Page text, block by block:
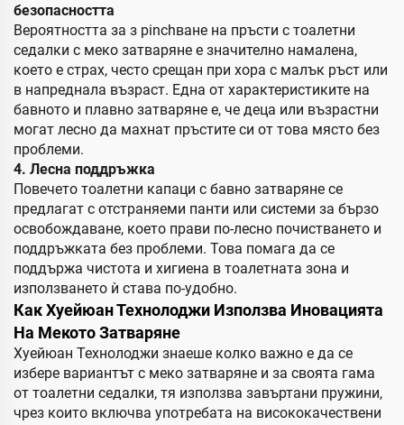
безопасността
Вероятността за з pinchване на пръсти с тоалетни
седалки с меко затваряне е значително намалена,
което е страх, често срещан при хора с малък ръст или
в напреднала възраст. Една от характеристиките на
бавното и плавно затваряне е, че деца или възрастни
могат лесно да махнат пръстите си от това място без
проблеми.
4. Лесна поддръжка
Повечето тоалетни капаци с бавно затваряне се
предлагат с отстраняеми панти или системи за бързо
освобождаване, което прави по-лесно почистването и
поддръжката без проблеми. Това помага да се
поддържа чистота и хигиена в тоалетната зона и
използването ѝ става по-удобно.
Как Хуейюан Технолоджи Използва Иновацията
На Мекото Затваряне
Хуейюан Технолоджи знаеше колко важно е да се
избере вариантът с меко затваряне и за своята гама
от тоалетни седалки, тя използва завъртани пружини,
чрез които включва употребата на висококачествени